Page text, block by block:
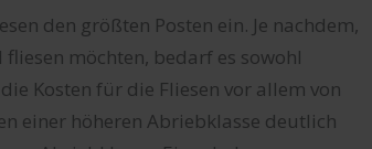
den größten Posten ein. Je nachdem,
möchten, bedarf es sowohl
Kosten für die Fliesen vor allem von
einer höheren Abriebklasse deutlich